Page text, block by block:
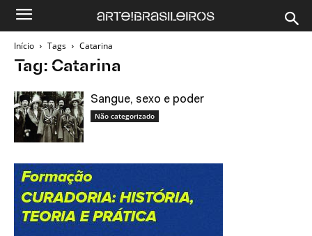
Início Tags Catarina
Tag: Catarina
Sangue, sexo e poder
Não categorizado